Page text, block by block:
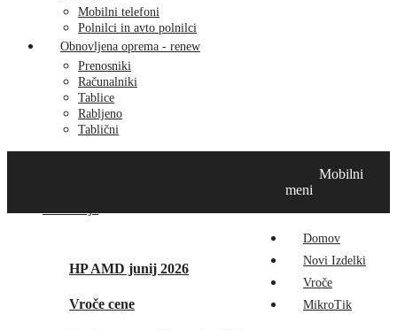
Mobilni telefoni
Polnilci in avto polnilci
Obnovljena oprema - renew
Prenosniki
Računalniki
Tablice
Rabljeno
Tablični
HP AMD junij 2026
Vroče cene
Mobilni
meni
Domov
Novi Izdelki
Vroče
MikroTik